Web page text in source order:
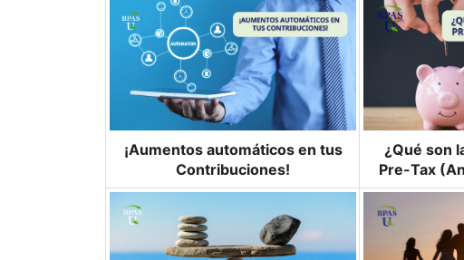
¡Aumentos automáticos en tus
Contribuciones!
¿Qué son
Pre-Tax